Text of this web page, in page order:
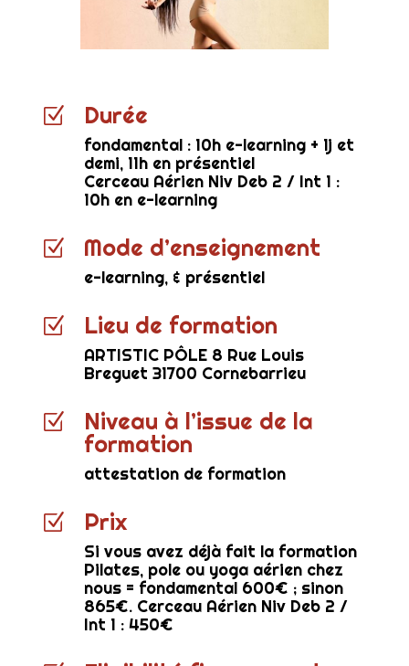
Z Durée
fondamental : 10h e-learning + 1j et
demi, 11h en présentiel
Cerceau Aérien Niv Deb 2 / Int 1 :
10h en e-learning
Z Mode d’enseignement
e-learning, & présentiel
Z Lieu de formation
ARTISTIC PÔLE 8 Rue Louis
Breguet 31700 Cornebarrieu
Z Niveau à l’issue de la
formation
attestation de formation
Z Prix
Si vous avez déjà fait la formation
Pilates, pole ou yoga aérien chez
nous = fondamental 600€ ; sinon
865€. Cerceau Aérien Niv Deb 2 /
Int 1 : 450€